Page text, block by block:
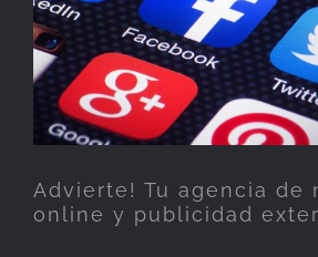
publicidad
Advierte! Tu agencia de
online y publicidad